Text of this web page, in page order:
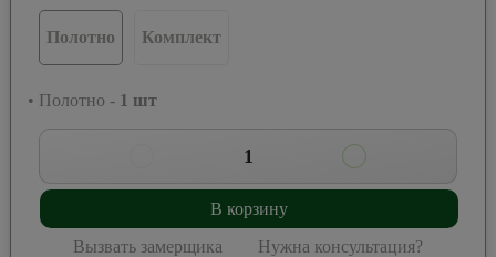
Полотно Комплект
• Полотно - 1 шт
1
В корзину
Вызвать замерщика Нужна консультация?